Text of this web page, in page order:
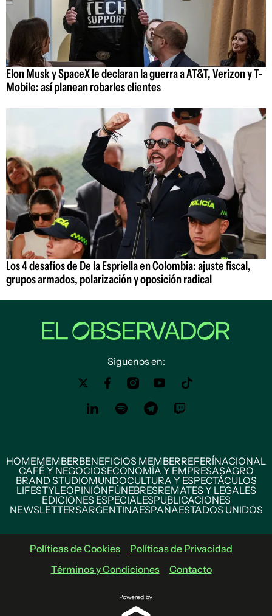
Elon Musk y SpaceX le declaran la guerra a AT&T, Verizon y T-
Mobile: así planean robarles clientes
Los 4 desafíos de De la Espriella en Colombia: ajuste fiscal,
grupos armados, polarización y oposición radical
Siguenos en:
HOMEMEMBERBENEFICIOS MEMBERREFERÍNACIONAL
CAFÉ Y NEGOCIOSECONOMÍA Y EMPRESASAGRO
BRAND STUDIOMUNDOCULTURA Y ESPECTÁCULOS
LIFESTYLEOPINIÓNFÚNEBRESREMATES Y LEGALES
EDICIONES ESPECIALESPUBLICACIONES
NEWSLETTERSARGENTINAESPAÑAESTADOS UNIDOS
Políticas de Cookies
Políticas de Privacidad
Términos y Condiciones
Contacto